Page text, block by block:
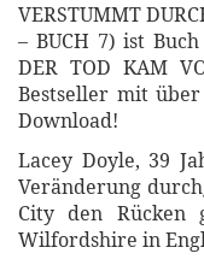
VERSTUMMT
– BUCH 7) ist
DER TOD KAM
Bestseller mit über
Download!
Lacey Doyle, 39
Veränderung
City den Rücken
Wilfordshire in